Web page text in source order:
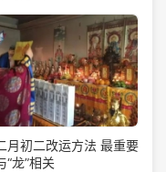
月初二改运方法 最重要
“龙”相关